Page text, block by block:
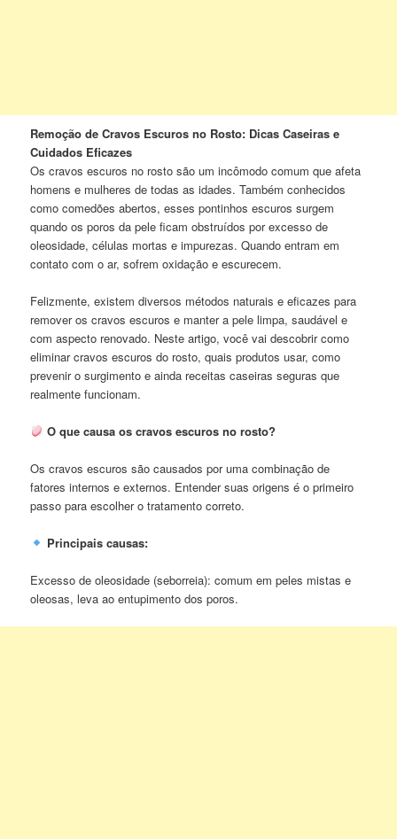
Remoção de Cravos Escuros no Rosto: Dicas Caseiras e
Cuidados Eficazes
Os cravos escuros no rosto são um incômodo comum que afeta
homens e mulheres de todas as idades. Também conhecidos
como comedões abertos, esses pontinhos escuros surgem
quando os poros da pele ficam obstruídos por excesso de
oleosidade, células mortas e impurezas. Quando entram em
contato com o ar, sofrem oxidação e escurecem.
Felizmente, existem diversos métodos naturais e eficazes para
remover os cravos escuros e manter a pele limpa, saudável e
com aspecto renovado. Neste artigo, você vai descobrir como
eliminar cravos escuros do rosto, quais produtos usar, como
prevenir o surgimento e ainda receitas caseiras seguras que
realmente funcionam.
O que causa os cravos escuros no rosto?
Os cravos escuros são causados por uma combinação de
fatores internos e externos. Entender suas origens é o primeiro
passo para escolher o tratamento correto.
Principais causas:
Excesso de oleosidade (seborreia): comum em peles mistas e
oleosas, leva ao entupimento dos poros.